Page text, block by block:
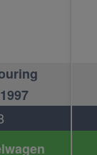
1997